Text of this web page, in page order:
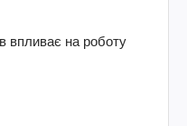
впливає на роботу